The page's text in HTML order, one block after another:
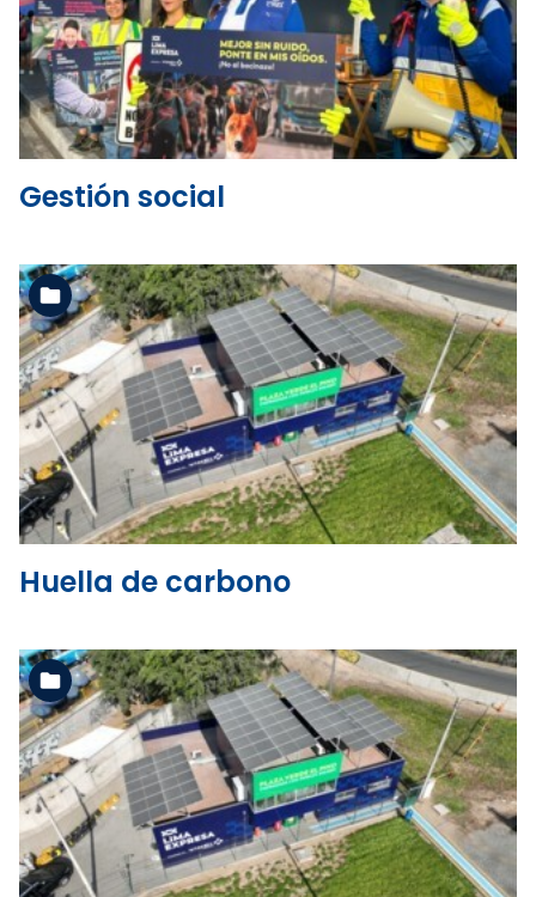
Ver la carpeta
Gestión social
Ver la carpeta
Huella de carbono
Ver la carpeta